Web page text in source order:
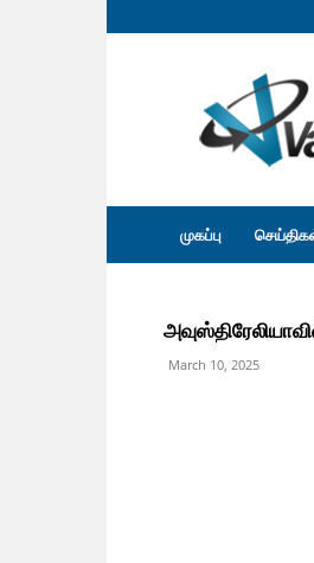
வவுனியா
நெற்
முகப்பு
March 10, 2025